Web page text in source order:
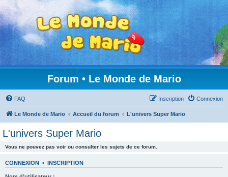
Forum • Le Monde de Mario
FAQ Connexion
Inscription
Le Monde de Mario Accueil du forum L'univers Super Mario
L'univers Super Mario
Vous ne pouvez pas voir ou consulter les sujets de ce forum.
CONNEXION • INSCRIPTION